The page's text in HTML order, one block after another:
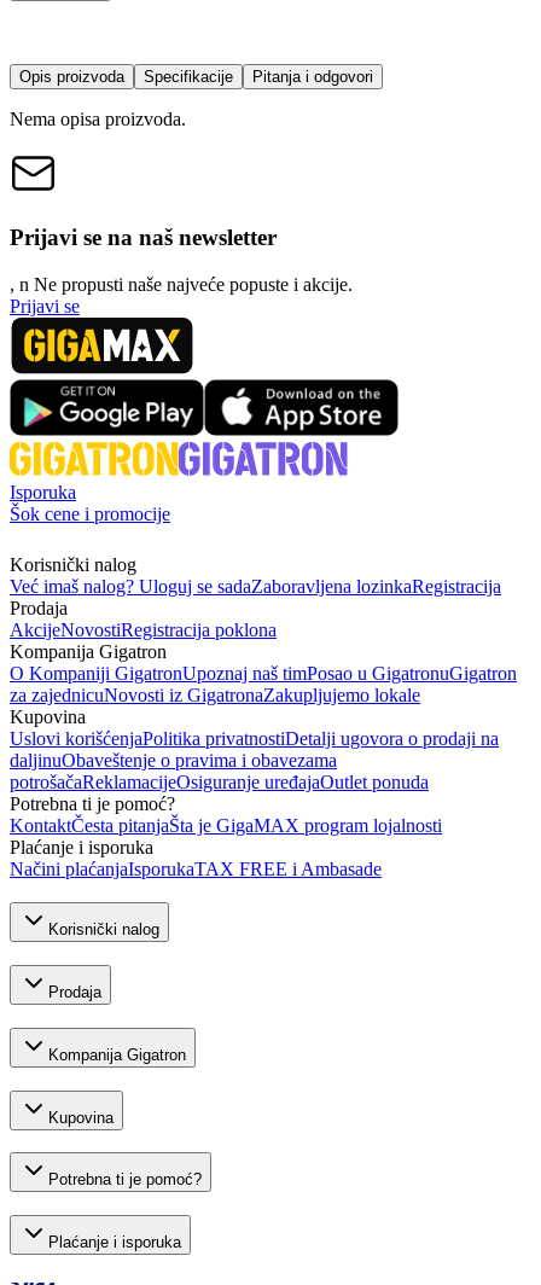
Opis proizvoda Specifikacije Pitanja i odgovori
Nema opisa proizvoda.
Prijavi se na naš newsletter
, n Ne propusti naše najveće popuste i akcije.
Prijavi se
Isporuka
Šok cene i promocije
Korisnički nalog
Već imaš nalog? Uloguj se sadaZaboravljena lozinkaRegistracija
Prodaja
AkcijeNovostiRegistracija poklona
Kompanija Gigatron
O Kompaniji GigatronUpoznaj naš timPosao u GigatronuGigatron
za zajednicuNovosti iz GigatronaZakupljujemo lokale
Kupovina
Uslovi korišćenjaPolitika privatnostiDetalji ugovora o prodaji na
daljinuObaveštenje o pravima i obavezama
potrošačaReklamacijeOsiguranje uređajaOutlet ponuda
Potrebna ti je pomoć?
KontaktČesta pitanjaŠta je GigaMAX program lojalnosti
Plaćanje i isporuka
Načini plaćanjaIsporukaTAX FREE i Ambasade
Korisnički nalog
Prodaja
Kompanija Gigatron
Kupovina
Potrebna ti je pomoć?
Plaćanje i isporuka